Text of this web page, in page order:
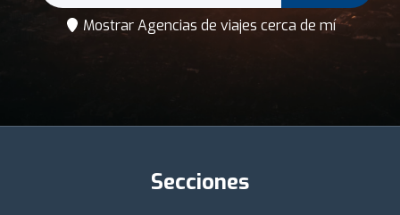
Mostrar Agencias de viajes cerca de mí
Secciones